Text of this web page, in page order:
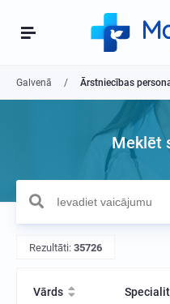
Galvenā Ārstniecības
Meklēt
Rezultāti: 35726
Vārds